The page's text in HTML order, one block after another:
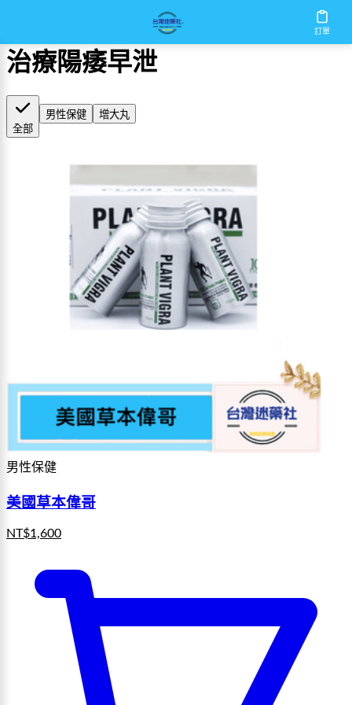
訂單
治療陽痿早泄
全部
男性保健 增大丸
男性保健
美國草本偉哥
NT$1,600